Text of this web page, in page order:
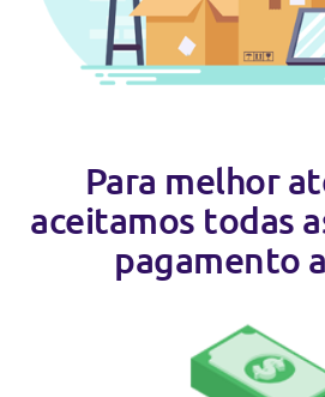
Para melhor
aceitamos todas
pagamento